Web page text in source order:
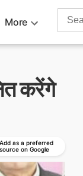
More
Search
करेंगे
Add as a preferred
source on Google